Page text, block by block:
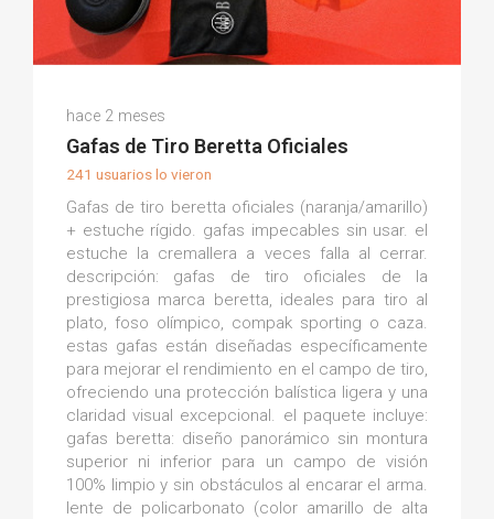
(0)
hace 2 meses
Gafas de Tiro Beretta Oficiales
241 usuarios lo vieron
Gafas de tiro beretta oficiales (naranja/amarillo)
+ estuche rígido. gafas impecables sin usar. el
estuche la cremallera a veces falla al cerrar.
descripción: gafas de tiro oficiales de la
prestigiosa marca beretta, ideales para tiro al
plato, foso olímpico, compak sporting o caza.
estas gafas están diseñadas específicamente
para mejorar el rendimiento en el campo de tiro,
ofreciendo una protección balística ligera y una
claridad visual excepcional. el paquete incluye:
gafas beretta: diseño panorámico sin montura
superior ni inferior para un campo de visión
100% limpio y sin obstáculos al encarar el arma.
lente de policarbonato (color amarillo de alta